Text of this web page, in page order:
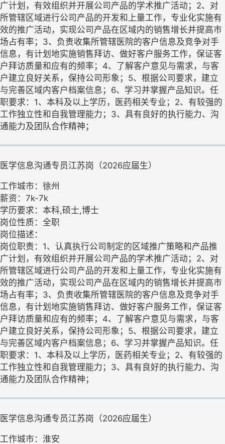
广计划，有效组织并开展公司产品的学术推广活动；2、对
所管辖区域进行公司产品的开发和上量工作，专业化实施有
效的推广活动，实现公司产品在区域内的销售增长并提高市
场占有率；3、负责收集所管辖医院的客户信息及竞争对手
信息，有计划地实施销售拜访、做好客户服务工作，保证客
户拜访质量和应有的频率；4、了解客户意见与需求，与客
户建立良好关系，保持公司形象；5、根据公司要求，建立
与完善区域内客户档案信息；6、学习并掌握产品知识。任
职要求：1、本科及以上学历，医药相关专业；2、有较强的
工作独立性和自我管理能力；3、具有良好的执行能力、沟
通能力及团队合作精神；
医学信息沟通专员江苏岗（2026应届生）
工作城市：徐州
薪资：7k-7k
学历要求：本科,硕士,博士
岗位性质：全职
岗位描述：
岗位职责：1、认真执行公司制定的区域推广策略和产品推
广计划，有效组织并开展公司产品的学术推广活动；2、对
所管辖区域进行公司产品的开发和上量工作，专业化实施有
效的推广活动，实现公司产品在区域内的销售增长并提高市
场占有率；3、负责收集所管辖医院的客户信息及竞争对手
信息，有计划地实施销售拜访、做好客户服务工作，保证客
户拜访质量和应有的频率；4、了解客户意见与需求，与客
户建立良好关系，保持公司形象；5、根据公司要求，建立
与完善区域内客户档案信息；6、学习并掌握产品知识。任
职要求：1、本科及以上学历，医药相关专业；2、有较强的
工作独立性和自我管理能力；3、具有良好的执行能力、沟
通能力及团队合作精神；
医学信息沟通专员江苏岗（2026应届生）
工作城市：淮安